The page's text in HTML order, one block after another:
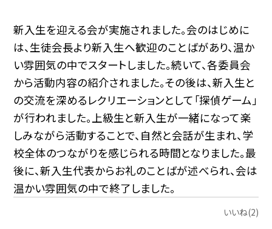
新入生を迎える会が実施されました。会のはじめに
は、生徒会長より新入生へ歓迎のことばがあり、温か
い雰囲気の中でスタートしました。続いて、各委員会
から活動内容の紹介されました。その後は、新入生と
の交流を深めるレクリエーションとして「探偵ゲーム」
が行われました。上級生と新入生が一緒になって楽
しみながら活動することで、自然と会話が生まれ、学
校全体のつながりを感じられる時間となりました。最
後に、新入生代表からお礼のことばが述べられ、会は
温かい雰囲気の中で終了しました。
いいね(2)